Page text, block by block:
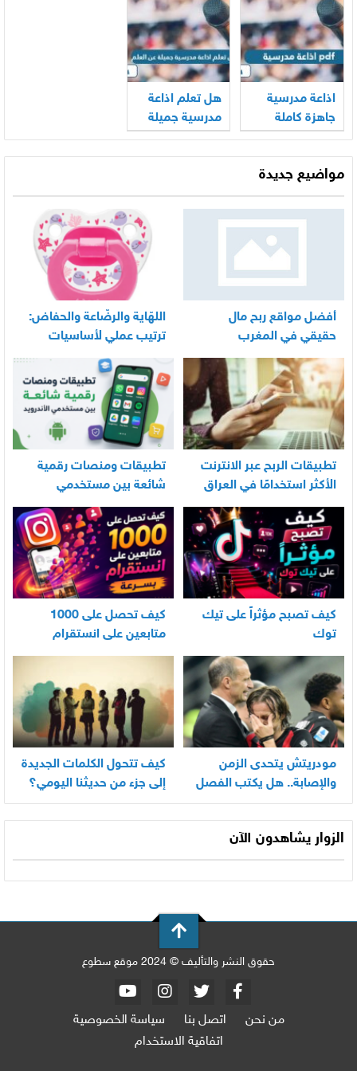
2026
اذاعة مدرسية
جاهزة كاملة
الفقرات مع
المقدمة
والخاتمة pdf
هل تعلم اذاعة
مدرسية جميلة
عن العلم 2026
مواضيع جديدة
أفضل مواقع ربح مال
حقيقي في المغرب
اللهّاية والرضّاعة والحفاض:
ترتيب عملي لأساسيات
العناية اليومية بالرضيع
تطبيقات الربح عبر الانترنت
الأكثر استخدامًا في العراق
تطبيقات ومنصات رقمية
شائعة بين مستخدمي
الأندرويد
كيف تصبح مؤثراً على تيك
توك
كيف تحصل على 1000
متابعين على انستقرام
بسرعة
مودريتش يتحدى الزمن
والإصابة.. هل يكتب الفصل
الأخير في أسطورته
المونديالية؟
كيف تتحول الكلمات الجديدة
إلى جزء من حديثنا اليومي؟
الزوار يشاهدون الآن
حقوق النشر والتأليف © 2024 موقع سطوع
من نحن اتصل بنا
سياسة الخصوصية
اتفاقية الاستخدام